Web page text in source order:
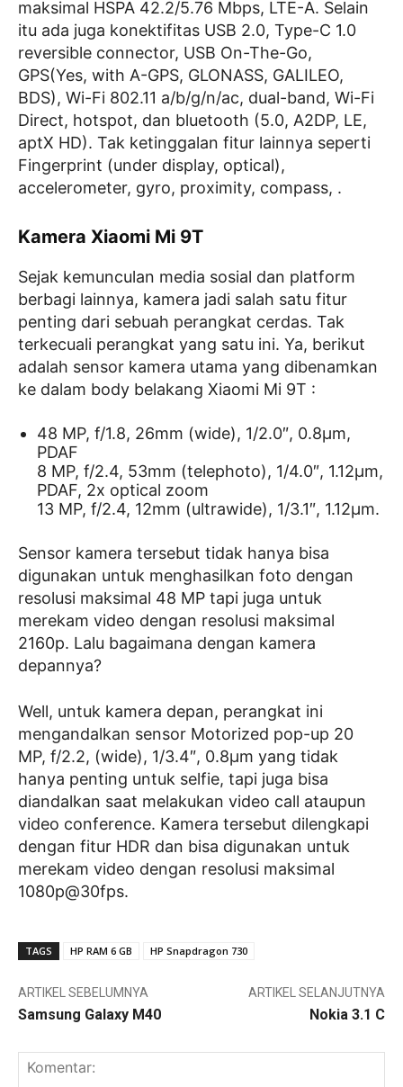
maksimal HSPA 42.2/5.76 Mbps, LTE-A. Selain
itu ada juga konektifitas USB 2.0, Type-C 1.0
reversible connector, USB On-The-Go,
GPS(Yes, with A-GPS, GLONASS, GALILEO,
BDS), Wi-Fi 802.11 a/b/g/n/ac, dual-band, Wi-Fi
Direct, hotspot, dan bluetooth (5.0, A2DP, LE,
aptX HD). Tak ketinggalan fitur lainnya seperti
Fingerprint (under display, optical),
accelerometer, gyro, proximity, compass, .
Kamera Xiaomi Mi 9T
Sejak kemunculan media sosial dan platform
berbagi lainnya, kamera jadi salah satu fitur
penting dari sebuah perangkat cerdas. Tak
terkecuali perangkat yang satu ini. Ya, berikut
adalah sensor kamera utama yang dibenamkan
ke dalam body belakang Xiaomi Mi 9T :
48 MP, f/1.8, 26mm (wide), 1/2.0″, 0.8µm,
PDAF
8 MP, f/2.4, 53mm (telephoto), 1/4.0″, 1.12µm,
PDAF, 2x optical zoom
13 MP, f/2.4, 12mm (ultrawide), 1/3.1″, 1.12µm.
Sensor kamera tersebut tidak hanya bisa
digunakan untuk menghasilkan foto dengan
resolusi maksimal 48 MP tapi juga untuk
merekam video dengan resolusi maksimal
2160p. Lalu bagaimana dengan kamera
depannya?
Well, untuk kamera depan, perangkat ini
mengandalkan sensor Motorized pop-up 20
MP, f/2.2, (wide), 1/3.4″, 0.8µm yang tidak
hanya penting untuk selfie, tapi juga bisa
diandalkan saat melakukan video call ataupun
video conference. Kamera tersebut dilengkapi
dengan fitur HDR dan bisa digunakan untuk
merekam video dengan resolusi maksimal
1080p@30fps.
TAGS HP RAM 6 GB HP Snapdragon 730
ARTIKEL SEBELUMNYA
Samsung Galaxy M40
ARTIKEL SELANJUTNYA
Nokia 3.1 C